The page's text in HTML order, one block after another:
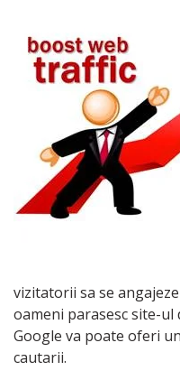
vizitatorii sa se
oameni parasesc site-ul
Google va poate oferi
cautarii.